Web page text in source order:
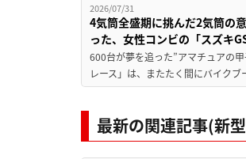
2026/07/31
4気筒全盛期に挑んだ2気筒の
った、女性コンビの「スズキ
600台が夢を追った”アマチュアの
レース」は、またたく間にバイク
最新の関連記事(新